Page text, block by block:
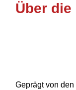
Über die
Geprägt von